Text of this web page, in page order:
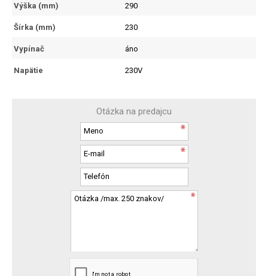
Výška (mm) 290
Šírka (mm) 230
Vypínač áno
Napätie 230V
Otázka na predajcu